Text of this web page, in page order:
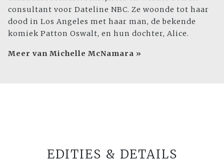
consultant voor Dateline NBC. Ze woonde tot haar
dood in Los Angeles met haar man, de bekende
komiek Patton Oswalt, en hun dochter, Alice.
Meer van Michelle McNamara »
EDITIES & DETAILS